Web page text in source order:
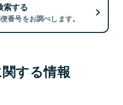
索する
番号をお調べします。
する情報